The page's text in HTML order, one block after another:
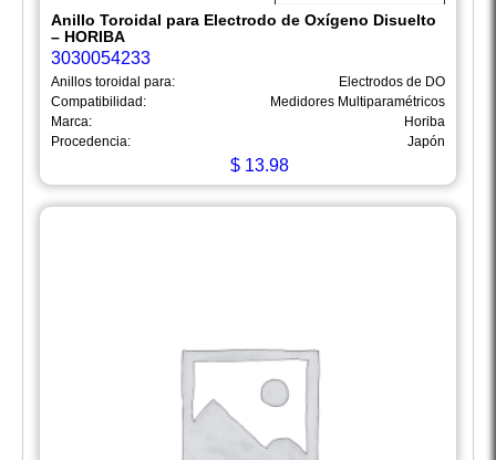
Anillo Toroidal para Electrodo de Oxígeno Disuelto
– HORIBA
3030054233
Anillos toroidal para:
Electrodos de DO
Compatibilidad:
Medidores Multiparamétricos
Marca:
Horiba
Procedencia:
Japón
$13.98